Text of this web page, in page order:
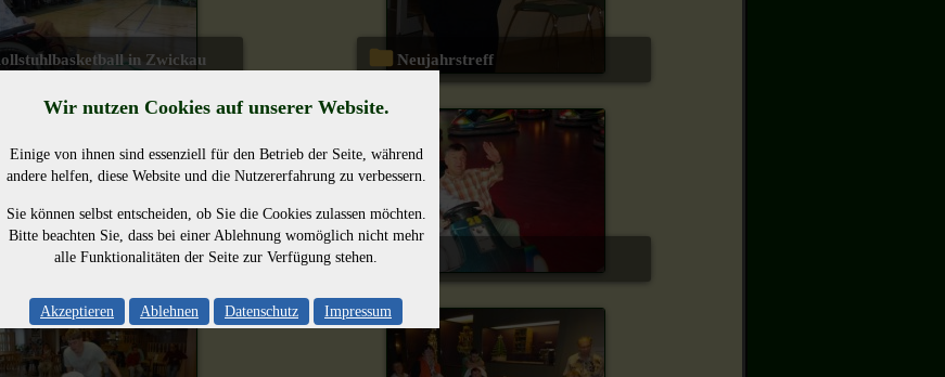
Rollstuhlbasketball in Zwickau Neujahrstreff
Landesgartenschau
Wir nutzen Cookies auf unserer Website.
Einige von ihnen sind essenziell für den Betrieb der Seite, während
andere helfen, diese Website und die Nutzererfahrung zu verbessern.
Sie können selbst entscheiden, ob Sie die Cookies zulassen möchten.
Bitte beachten Sie, dass bei einer Ablehnung womöglich nicht mehr
alle Funktionalitäten der Seite zur Verfügung stehen.
Akzeptieren Ablehnen Datenschutz Impressum